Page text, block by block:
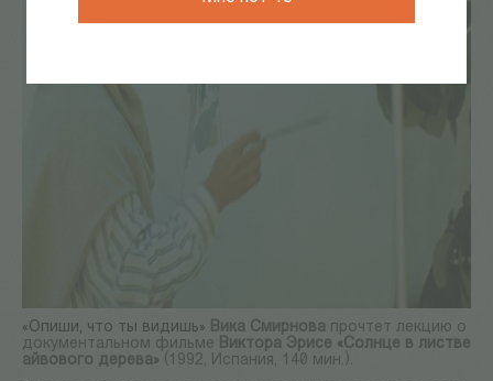
«Опиши, что ты видишь» Вика Смирнова прочтет лекцию о
документальном фильме Виктора Эрисе «Солнце в листве
айвового дерева» (1992, Испания, 140 мин.).